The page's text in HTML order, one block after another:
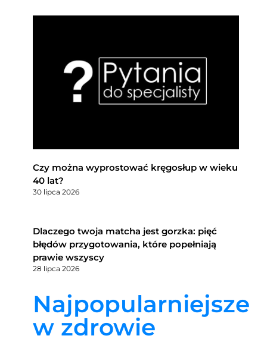
Czy można wyprostować kręgosłup w wieku
40 lat?
30 lipca 2026
Dlaczego twoja matcha jest gorzka: pięć
błędów przygotowania, które popełniają
prawie wszyscy
28 lipca 2026
Najpopularniejsze
w zdrowie